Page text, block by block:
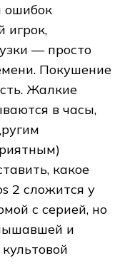
ошибок
игрок,
— просто
Покушение
Жалкие
в часы,
какое
2 сложится у
с серией, но
и